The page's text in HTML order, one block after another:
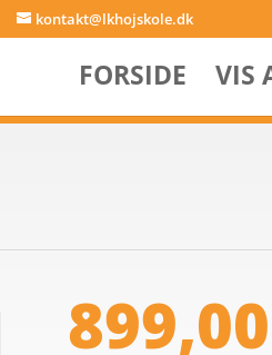
kontakt@lkhojskole.dk
FORSIDE VIS
899,00